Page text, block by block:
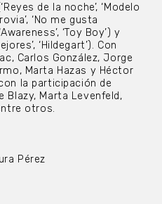
de la noche’, ‘Modelo
‘No me gusta
‘Toy Boy’) y
‘Hildegart’). Con
Carlos González, Jorge
Marta Hazas y Héctor
la participación de
Blazy, Marta Levenfeld,
otros.
Pérez